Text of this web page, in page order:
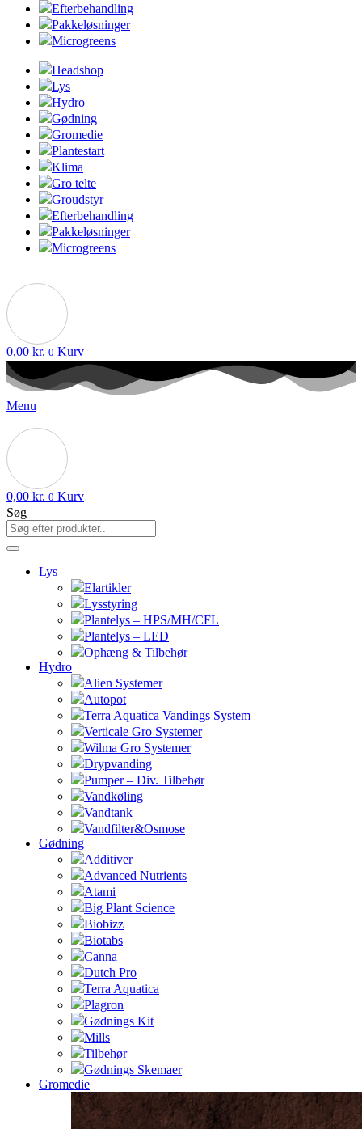
Efterbehandling
Pakkeløsninger
Microgreens
Headshop
Lys
Hydro
Gødning
Gromedie
Plantestart
Klima
Gro telte
Groudstyr
Efterbehandling
Pakkeløsninger
Microgreens
0,00 kr. 0 Kurv
Menu
0,00 kr. 0 Kurv
Søg
Lys
Elartikler
Lysstyring
Plantelys – HPS/MH/CFL
Plantelys – LED
Ophæng & Tilbehør
Hydro
Alien Systemer
Autopot
Terra Aquatica Vandings System
Verticale Gro Systemer
Wilma Gro Systemer
Drypvanding
Pumper – Div. Tilbehør
Vandkøling
Vandtank
Vandfilter&Osmose
Gødning
Additiver
Advanced Nutrients
Atami
Big Plant Science
Biobizz
Biotabs
Canna
Dutch Pro
Terra Aquatica
Plagron
Gødnings Kit
Mills
Tilbehør
Gødnings Skemaer
Gromedie